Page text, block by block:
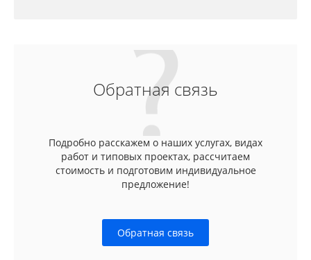
Обратная связь
Подробно расскажем о наших услугах, видах
работ и типовых проектах, рассчитаем
стоимость и подготовим индивидуальное
предложение!
Обратная связь